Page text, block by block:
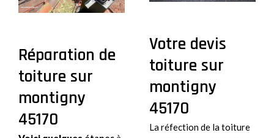
Réparation de
toiture sur
montigny
45170
Votre devis
toiture sur
montigny
45170
La réfection de la toiture